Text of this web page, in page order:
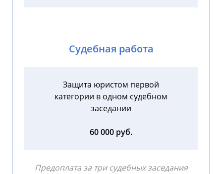
Судебная работа
Защита юристом первой
категории в одном судебном
заседании
60 000 руб.
Предоплата за три судебных заседания